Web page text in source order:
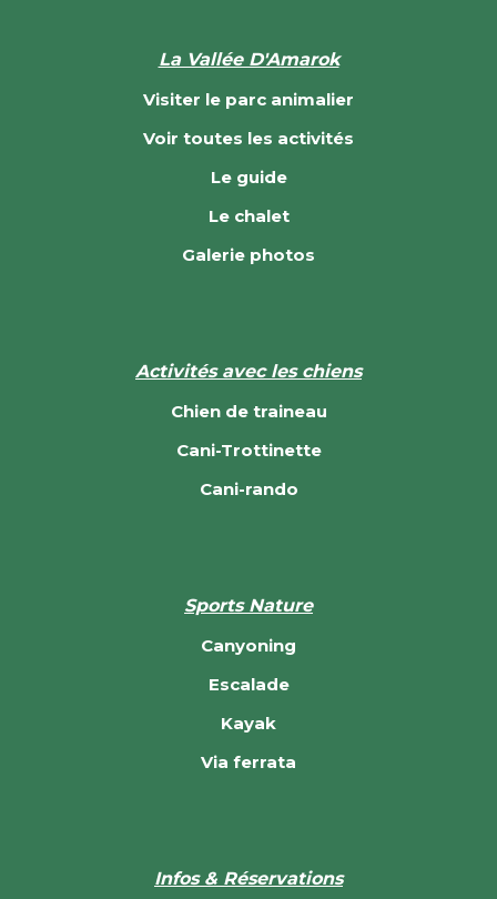
La Vallée D'Amarok
Visiter le parc animalier
Voir toutes les activités
Le guide
Le chalet
Galerie photos
Activités avec les chiens
Chien de traineau
Cani-Trottinette
Cani-rando
Sports Nature
Canyoning
Escalade
Kayak
Via ferrata
Infos & Réservations